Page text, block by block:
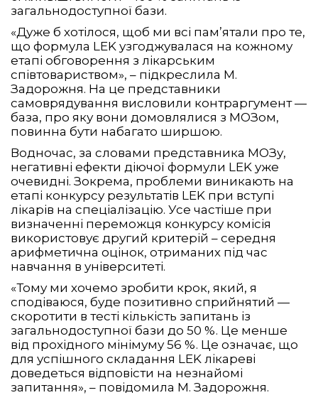
загальнодоступної бази.
«Дуже б хотілося, щоб ми всі пам’ятали про те,
що формула LEK узгоджувалася на кожному
етапі обговорення з лікарським
співтовариством», – підкреслила М.
Задорожня. На це представники
самоврядування висловили контраргумент —
база, про яку вони домовлялися з МОЗом,
повинна бути набагато ширшою.
Водночас, за словами представника МОЗу,
негативні ефекти діючої формули LEK уже
очевидні. Зокрема, проблеми виникають на
етапі конкурсу результатів LEK при вступі
лікарів на спеціалізацію. Усе частіше при
визначенні переможця конкурсу комісія
використовує другий критерій – середня
арифметична оцінок, отриманих під час
навчання в університеті.
«Тому ми хочемо зробити крок, який, я
сподіваюся, буде позитивно сприйнятий —
скоротити в тесті кількість запитань із
загальнодоступної бази до 50 %. Це менше
від прохідного мінімуму 56 %. Це означає, що
для успішного складання LEK лікареві
доведеться відповісти на незнайомі
запитання», – повідомила М. Задорожня.